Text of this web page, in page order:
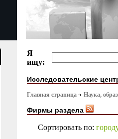
Я
ищу:
Исследовательские
Главная страница Наука,
Фирмы раздела
Сортировать по: